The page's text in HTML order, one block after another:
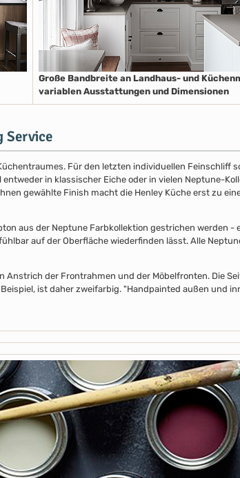
Große Bandbreite an Landhaus- und
variablen Ausstattungen und Dimensionen
Service
Für den letzten individuellen Feinschliff
in klassischer Eiche oder in vielen Neptune-
gewählte Finish macht die Henley Küche erst zu
aus der Neptune Farbkollektion gestrichen werden
auf der Oberfläche wiederfinden lässt. Alle
Anstrich der Frontrahmen und der Möbelfronten. Die
ist daher zweifarbig. "Handpainted außen und